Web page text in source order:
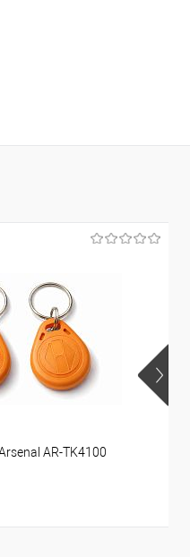
AR-TK4100